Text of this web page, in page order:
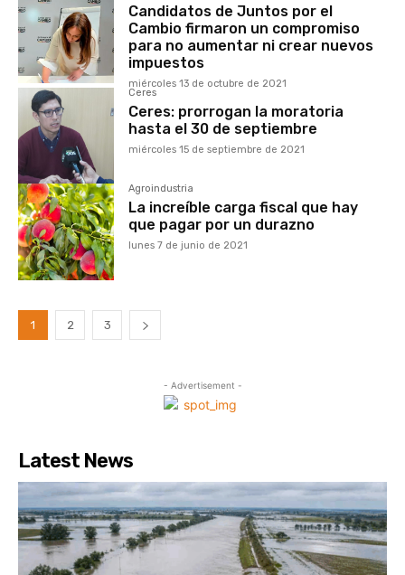
Candidatos de Juntos por el
Cambio firmaron un compromiso
para no aumentar ni crear nuevos
impuestos
miércoles 13 de octubre de 2021
Ceres
Ceres: prorrogan la moratoria
hasta el 30 de septiembre
miércoles 15 de septiembre de 2021
Agroindustria
La increíble carga fiscal que hay
que pagar por un durazno
lunes 7 de junio de 2021
1 2 3
- Advertisement -
Latest News